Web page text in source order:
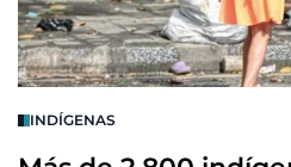
INDÍGENAS